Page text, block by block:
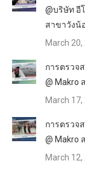
@บริษัท อี
สาขาวังน้
March 20,
การตรวจ
@ Makro
March 17,
การตรวจ
@ Makro
March 12,